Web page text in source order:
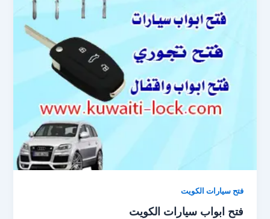
فتح سيارات الكويت
فتح ابواب سيارات الكويت